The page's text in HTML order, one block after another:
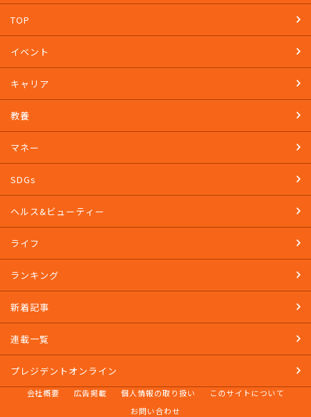
TOP
イベント
キャリア
教養
マネー
SDGs
ヘルス&ビューティー
ライフ
ランキング
新着記事
連載一覧
プレジデントオンライン
会社概要 広告掲載 個人情報の取り扱い
このサイトについて
お問い合わせ